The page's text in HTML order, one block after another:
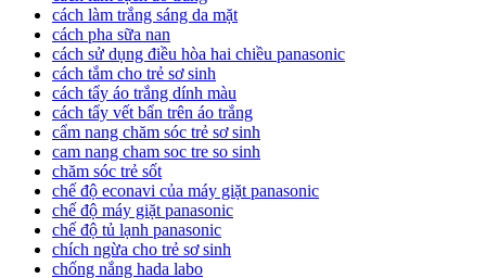
cách làm trắng sáng da mặt
cách pha sữa nan
cách sử dụng điều hòa hai chiều panasonic
cách tắm cho trẻ sơ sinh
cách tẩy áo trắng dính màu
cách tẩy vết bẩn trên áo trắng
cẩm nang chăm sóc trẻ sơ sinh
cam nang cham soc tre so sinh
chăm sóc trẻ sốt
chế độ econavi của máy giặt panasonic
chế độ máy giặt panasonic
chế độ tủ lạnh panasonic
chích ngừa cho trẻ sơ sinh
chống nắng hada labo